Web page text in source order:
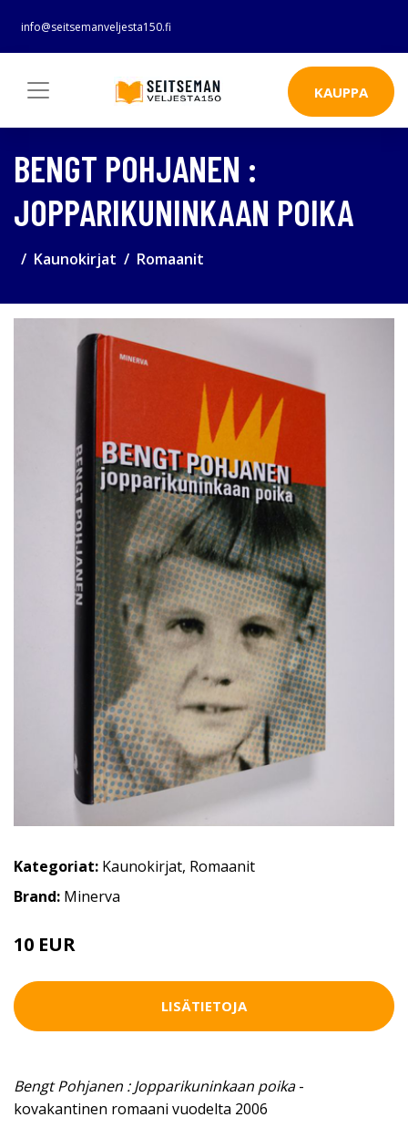
info@seitsemanveljesta150.fi
KAUPPA
BENGT POHJANEN :
JOPPARIKUNINKAAN POIKA
Kaunokirjat Romaanit
Kategoriat: Kaunokirjat, Romaanit
Brand: Minerva
10 EUR
LISÄTIETOJA
Bengt Pohjanen : Jopparikuninkaan poika-
kovakantinen romaani vuodelta 2006